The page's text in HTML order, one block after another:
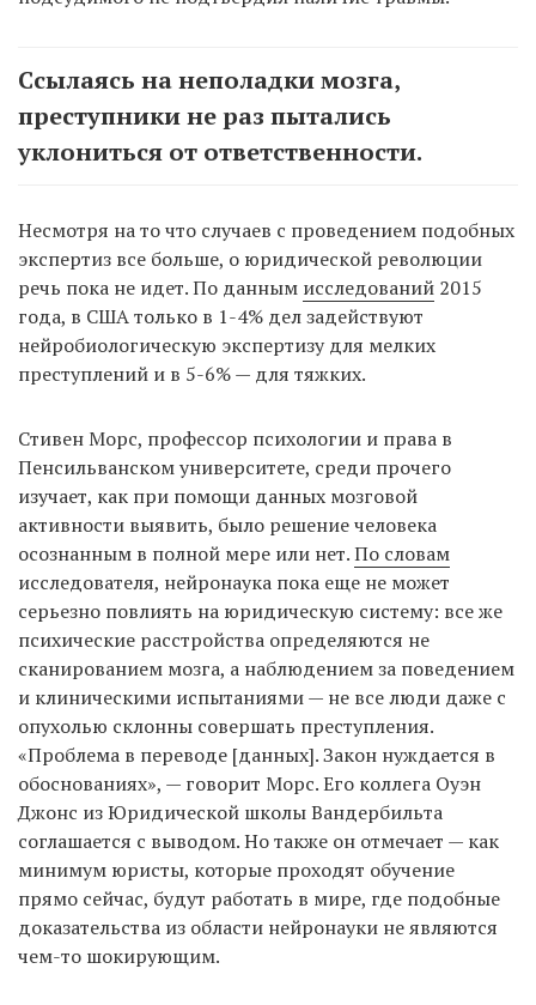
Ссылаясь на неполадки мозга,
преступники не раз пытались
уклониться от ответственности.
Несмотря на то что случаев с проведением подобных
экспертиз все больше, о юридической революции
речь пока не идет. По данным исследований 2015
года, в США только в 1-4% дел задействуют
нейробиологическую экспертизу для мелких
преступлений и в 5-6% — для тяжких.
Стивен Морс, профессор психологии и права в
Пенсильванском университете, среди прочего
изучает, как при помощи данных мозговой
активности выявить, было решение человека
осознанным в полной мере или нет.По словам
исследователя, нейронаука пока еще не может
серьезно повлиять на юридическую систему: все же
психические расстройства определяются не
сканированием мозга, а наблюдением за поведением
и клиническими испытаниями — не все люди даже с
опухолью склонны совершать преступления.
«Проблема в переводе [данных]. Закон нуждается в
обоснованиях», — говорит Морс. Его коллега Оуэн
Джонс из Юридической школы Вандербильта
соглашается с выводом. Но также он отмечает — как
минимум юристы, которые проходят обучение
прямо сейчас, будут работать в мире, где подобные
доказательства из области нейронауки не являются
чем-то шокирующим.